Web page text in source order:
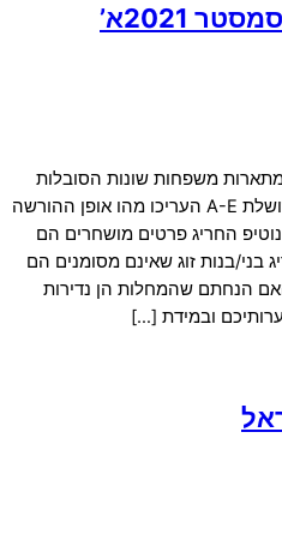
2021א’
המתארות משפחות שונות הסובלות
מפגמים גנטיים שונים. עבור כל שושלת A-E העריכו מהו אופן ההורשה
החריג פרטים מושחרים הם
בני/בנות זוג שאינם מסומנים הם
הנחתם שהמחלות הן נדירות
ובמידת […]